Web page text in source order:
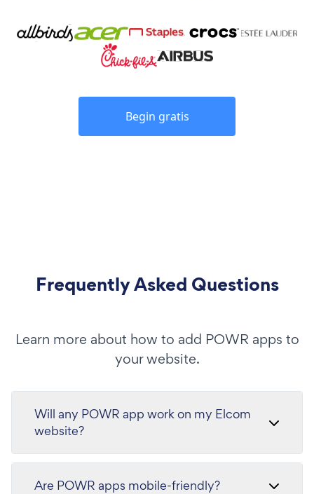
Begin gratis
Frequently Asked Questions
Learn more about how to add POWR apps to
your website.
Will any POWR app work on my Elcom
website?
Are POWR apps mobile-friendly?